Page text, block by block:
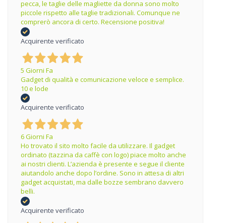
pecca, le taglie delle magliette da donna sono molto
piccole rispetto alle taglie tradizionali. Comunque ne
comprerò ancora di certo. Recensione positiva!
Acquirente verificato
5 Giorni Fa
Gadget di qualità e comunicazione veloce e semplice.
10 e lode
Acquirente verificato
6 Giorni Fa
Ho trovato il sito molto facile da utilizzare. Il gadget
ordinato (tazzina da caffè con logo) piace molto anche
ai nostri clienti. L’azienda è presente e segue il cliente
aiutandolo anche dopo l’ordine. Sono in attesa di altri
gadget acquistati, ma dalle bozze sembrano davvero
belli.
Acquirente verificato